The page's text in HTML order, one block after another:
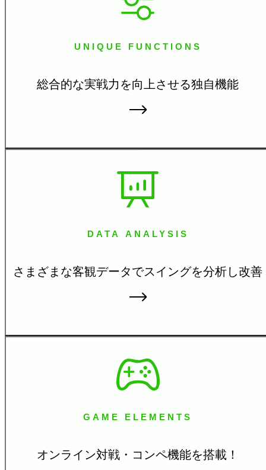
UNIQUE FUNCTIONS
総合的な実戦力を向上させる独自機能
DATA ANALYSIS
さまざまな客観データでスイングを分析し改善
GAME ELEMENTS
オンライン対戦・コンペ機能を搭載！